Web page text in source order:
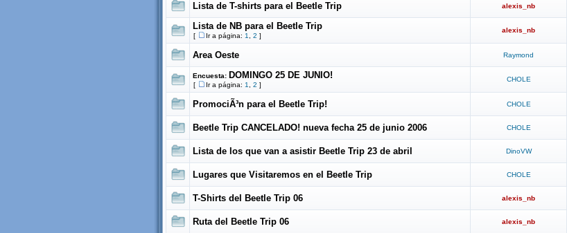
Lista de T-shirts para el Beetle Trip alexis_nb
Lista de NB para el Beetle Trip
[ Ir a página: 1 2 ]
alexis_nb
Area Oeste Raymond
Encuesta: DOMINGO 25 DE JUNIO!
[ Ir a página: 1 2 ]
CHOLE
PromociÃ³n para el Beetle Trip! CHOLE
Beetle Trip CANCELADO! nueva fecha 25 de junio 2006 CHOLE
Lista de los que van a asistir Beetle Trip 23 de abril DinoVW
Lugares que Visitaremos en el Beetle Trip CHOLE
T-Shirts del Beetle Trip 06 alexis_nb
Ruta del Beetle Trip 06 alexis_nb